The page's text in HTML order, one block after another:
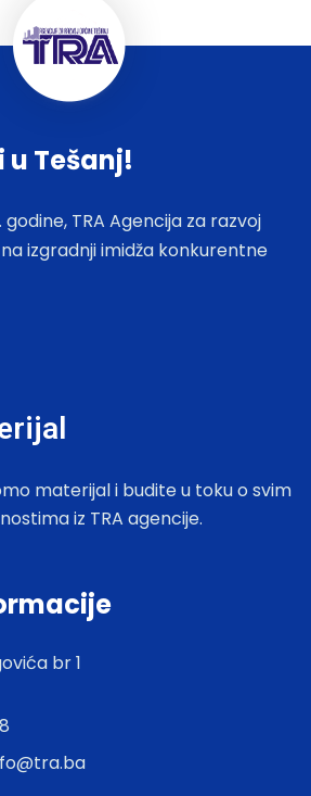
Tešanj!
godine, TRA Agencija za razvoj
izgradnji imidža konkurentne
materijal i budite u toku o svim
iz TRA agencije.
br 1